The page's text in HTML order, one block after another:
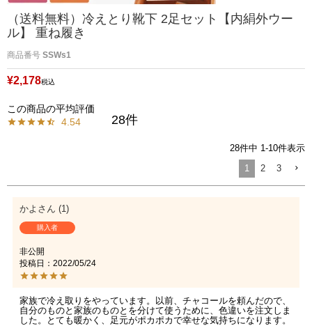
（送料無料）冷えとり靴下 2足セット【内絹外ウー
ル】 重ね履き
商品番号 SSWs1
¥2,178税込
4.54 28
28件中 1-10件表示
1
2 3
かよ 1
購入者
非公開
投稿日
2022/05/24
家族で冷え取りをやっています。以前、チャコールを頼んだので、
自分のものと家族のものとを分けて使うために、色違いを注文しま
した。とても暖かく、足元がポカポカで幸せな気持ちになります。